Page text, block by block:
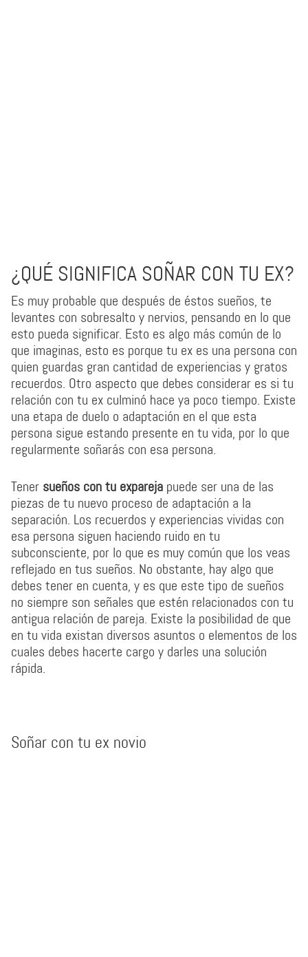
¿QUÉ SIGNIFICA SOÑAR CON TU EX?
Es muy probable que después de éstos sueños, te
levantes con sobresalto y nervios, pensando en lo que
esto pueda significar. Esto es algo más común de lo
que imaginas, esto es porque tu ex es una persona con
quien guardas gran cantidad de experiencias y gratos
recuerdos. Otro aspecto que debes considerar es si tu
relación con tu ex culminó hace ya poco tiempo. Existe
una etapa de duelo o adaptación en el que esta
persona sigue estando presente en tu vida, por lo que
regularmente soñarás con esa persona.
Tener sueños con tu expareja puede ser una de las
piezas de tu nuevo proceso de adaptación a la
separación. Los recuerdos y experiencias vividas con
esa persona siguen haciendo ruido en tu
subconsciente, por lo que es muy común que los veas
reflejado en tus sueños. No obstante, hay algo que
debes tener en cuenta, y es que este tipo de sueños
no siempre son señales que estén relacionados con tu
antigua relación de pareja. Existe la posibilidad de que
en tu vida existan diversos asuntos o elementos de los
cuales debes hacerte cargo y darles una solución
rápida.
Soñar con tu ex novio